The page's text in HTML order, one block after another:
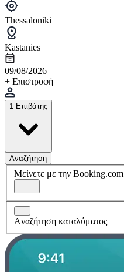
Thessaloniki
Kastanies
09/08/2026
+ Επιστροφή
1 Επιβάτης
Αναζήτηση
Μείνετε με την Booking.com
Aναζήτηση καταλύματος